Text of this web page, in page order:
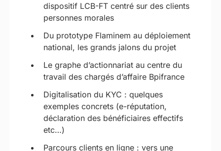
dispositif LCB-FT centré sur des clients
personnes morales
Du prototype Flaminem au déploiement
national, les grands jalons du projet
Le graphe d’actionnariat au centre du
travail des chargés d’affaire Bpifrance
Digitalisation du KYC : quelques
exemples concrets (e-réputation,
déclaration des bénéficiaires effectifs
etc…)
Parcours clients en ligne : vers une